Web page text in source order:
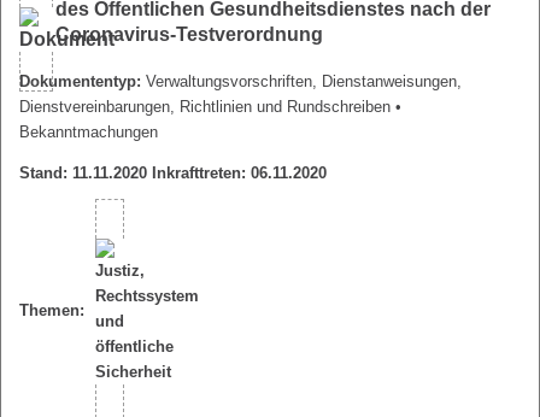
des Öffentlichen Gesundheitsdienstes nach der
Coronavirus-Testverordnung
Dokumententyp: Verwaltungsvorschriften, Dienstanweisungen,
Dienstvereinbarungen, Richtlinien und Rundschreiben •
Bekanntmachungen
Stand: 11.11.2020 Inkrafttreten: 06.11.2020
Themen: